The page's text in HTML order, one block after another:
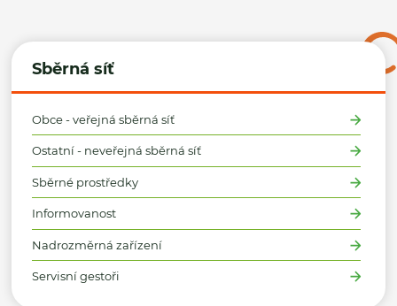
Sběrná síť
Obce - veřejná sběrná síť
Ostatní - neveřejná sběrná síť
Sběrné prostředky
Informovanost
Nadrozměrná zařízení
Servisní gestoři